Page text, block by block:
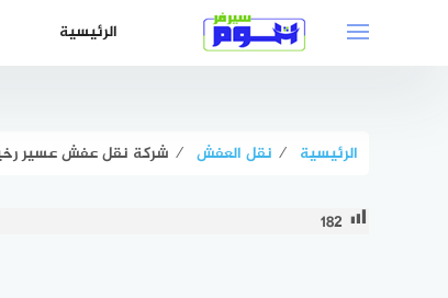
الرئيسية
الرئيسية ⁄ نقل العفش ⁄ شركة نقل عفش عسير رخيصة
182